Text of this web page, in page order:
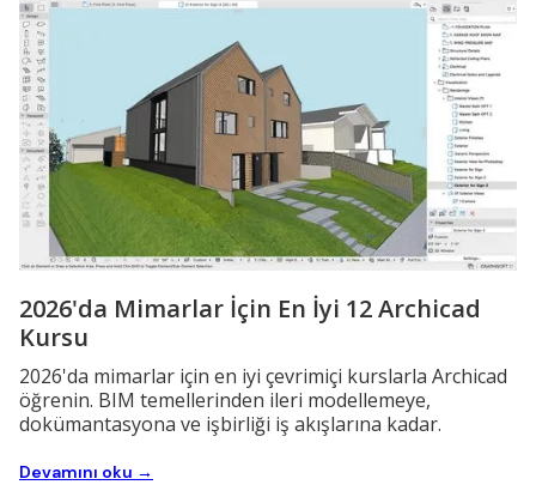
2026'da Mimarlar İçin En İyi 12 Archicad
Kursu
2026'da mimarlar için en iyi çevrimiçi kurslarla Archicad
öğrenin. BIM temellerinden ileri modellemeye,
dokümantasyona ve işbirliği iş akışlarına kadar.
Devamını oku →